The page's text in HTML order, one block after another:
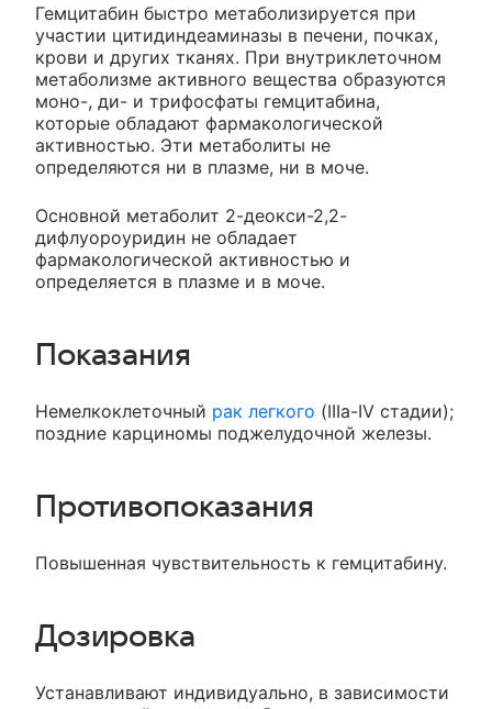
Гемцитабин быстро метаболизируется при
участии цитидиндеаминазы в печени, почках,
крови и других тканях. При внутриклеточном
метаболизме активного вещества образуются
моно-, ди- и трифосфаты гемцитабина,
которые обладают фармакологической
активностью. Эти метаболиты не
определяются ни в плазме, ни в моче.
Основной метаболит 2-деокси-2,2-
дифлуороуридин не обладает
фармакологической активностью и
определяется в плазме и в моче.
Показания
Немелкоклеточный рак легкого (IIIa-IV стадии);
поздние карциномы поджелудочной железы.
Противопоказания
Повышенная чувствительность к гемцитабину.
Дозировка
Устанавливают индивидуально, в зависимости